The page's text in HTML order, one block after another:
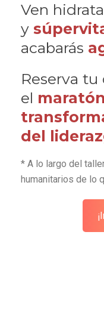
Ven
y
acabarás
Reserva tu
el
del
* A lo largo del
humanitarios de lo